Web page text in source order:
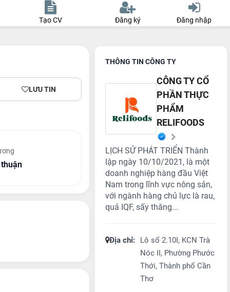
Tạo CV Đăng ký Đăng nhập
LƯU TIN
THÔNG TIN CÔNG TY
CÔNG TY CỔ
PHẦN THỰC
PHẨM
RELIFOODS
LỊCH SỬ PHÁT TRIỂN Thành
lập ngày 10/10/2021, là một
doanh nghiệp hàng đầu Việt
Nam trong lĩnh vực nông sản,
với ngành hàng chủ lực là rau,
quả IQF, sấy thăng...
Địa chỉ:
Lô số 2.10I, KCN Trà
Nóc II, Phường Phước
Thới, Thành phố Cần
Thơ